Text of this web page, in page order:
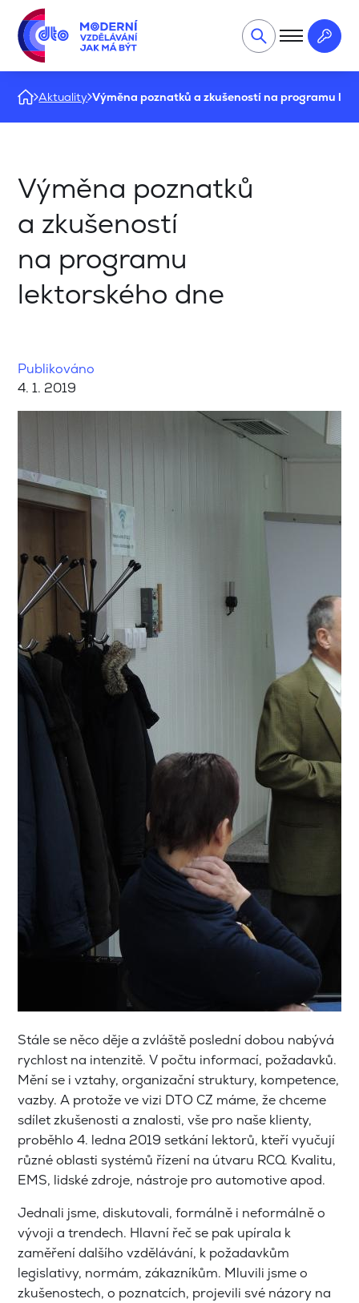
Aktuality Výměna poznatků a zkušeností na programu
Výměna poznatků
a zkušeností
na programu
lektorského dne
Publikováno
4. 1. 2019
Stále se něco děje a zvláště poslední dobou nabývá
rychlost na intenzitě. V počtu informací, požadavků.
Mění se i vztahy, organizační struktury, kompetence,
vazby. A protože ve vizi DTO CZ máme, že chceme
sdílet zkušenosti a znalosti, vše pro naše klienty,
proběhlo 4. ledna 2019 setkání lektorů, kteří vyučují
různé oblasti systémů řízení na útvaru RCQ. Kvalitu,
EMS, lidské zdroje, nástroje pro automotive apod.
Jednali jsme, diskutovali, formálně i neformálně o
vývoji a trendech. Hlavní řeč se pak upírala k
zaměření dalšího vzdělávání, k požadavkům
legislativy, normám, zákazníkům. Mluvili jsme o
zkušenostech, o poznatcích, projevili své názory na